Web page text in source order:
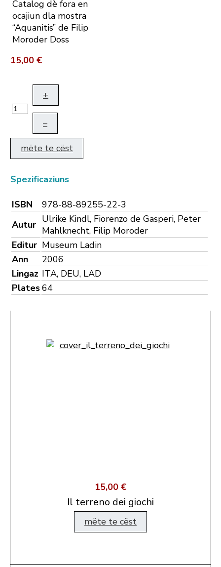
Catalog dè fora en
ocajiun dla mostra
“Aquanitis” de Filip
Moroder Doss
15,00 €
+
–
mëte te cëst
Spezificaziuns
ISBN
978-88-89255-22-3
Autur Ulrike Kindl, Fiorenzo de Gasperi, Peter
Mahlknecht, Filip Moroder
Editur Museum Ladin
Ann
2006
Lingaz ITA, DEU, LAD
Plates64
15,00 €
Il terreno dei giochi
mëte te cëst